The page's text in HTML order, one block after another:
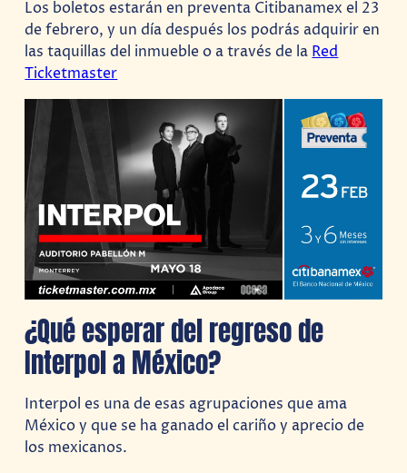
Los boletos estarán en preventa Citibanamex el 23
de febrero, y un día después los podrás adquirir en
las taquillas del inmueble o a través de la Red
Ticketmaster
¿Qué esperar del regreso de
Interpol a México?
Interpol es una de esas agrupaciones que ama
México y que se ha ganado el cariño y aprecio de
los mexicanos.